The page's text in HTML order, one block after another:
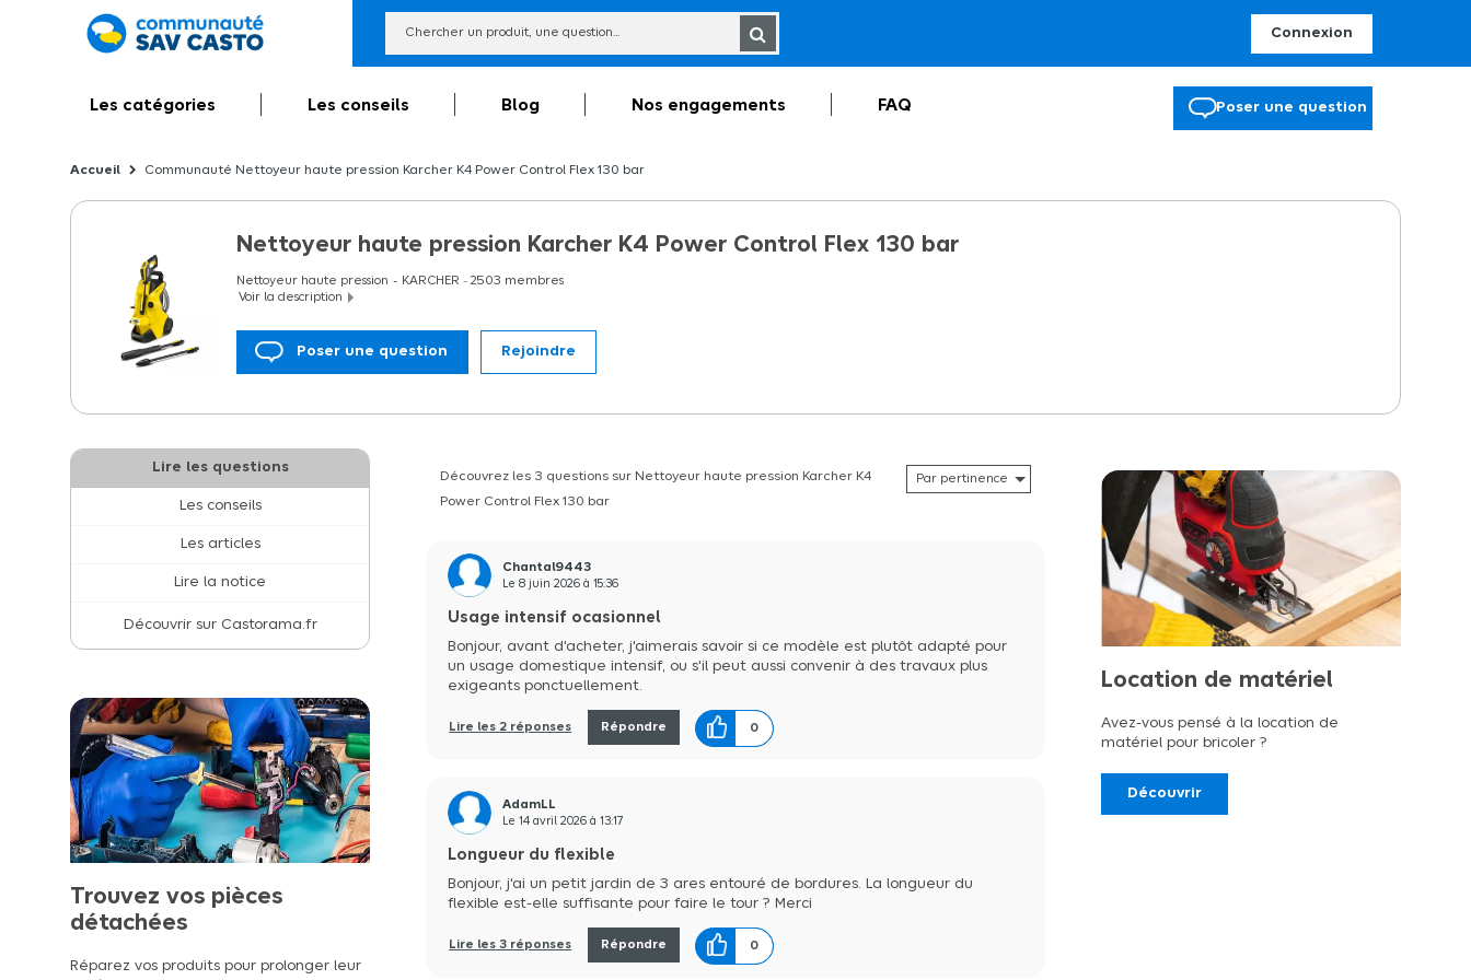
Connexion
Communauté Nettoyeur haute pression Karcher K4 Power Control Flex 130 bar
Les catégories Les conseils Blog Nos engagements FAQ Poser une question
Nettoyeur haute pression Karcher K4 Power Control Flex 130 bar
Nettoyeur haute pression KARCHER - 2503 membres
Voir la description
Nettoyeur haute pression Karcher K4 Power Control Flex 130 bar Le nettoyeur haute pression Karcher K4 Power Control Flex est idéal pour le nettoyage occasionnel de mobilier de jardin,
vélos, motos, murets ou terrasses de 30 à 40m². Il est équipé du nouveau flexible haute pression PremiumFlex, plus flexible et plus durable dans le temps et évitant la formation de nÅ“uds. Il
Poser une question Rejoindre
Lire les questions
Les conseils
Les articles
Lire la notice
Découvrir sur Castorama.fr
Trouvez vos pièces
détachées
Réparez vos produits pour prolonger leur
Découvrez les 3 questions sur Nettoyeur haute pression Karcher K4
Power Control Flex 130 bar
Chantal9443
Le8 juin 2026 à15:36
Usage intensif ocasionnel
Bonjour, avant d'acheter, j'aimerais savoir si ce modèle est plutôt adapté pour
un usage domestique intensif, ou s'il peut aussi convenir à des travaux plus
exigeants ponctuellement.
Lire les 2 réponses Répondre 0
AdamLL
Le14 avril 2026 à13:17
Longueur du flexible
Bonjour, j'ai un petit jardin de 3 ares entouré de bordures. La longueur du
flexible est-elle suffisante pour faire le tour ? Merci
Lire les 3 réponses Répondre 0
Location de matériel
Avez-vous pensé à la location de
matériel pour bricoler ?
Découvrir